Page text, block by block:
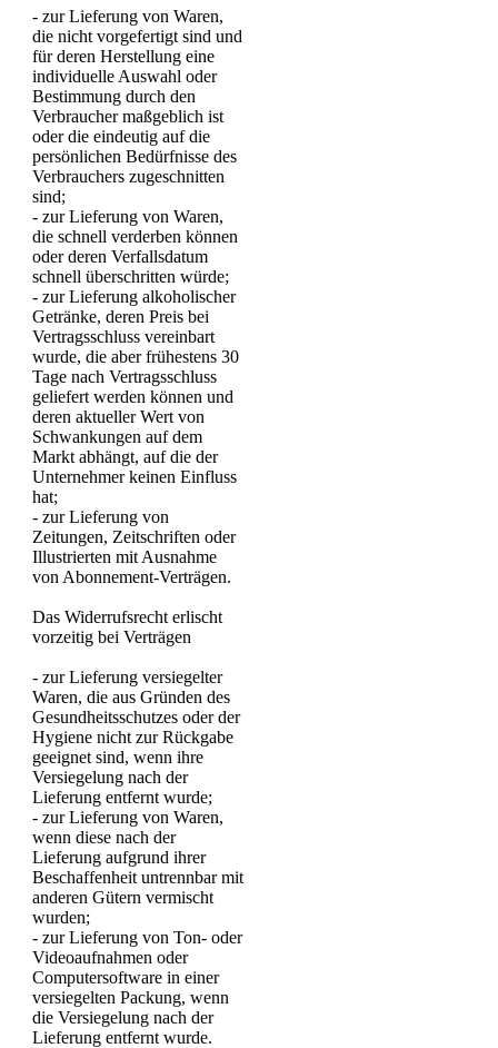
- zur Lieferung von Waren,
die nicht vorgefertigt sind und
für deren Herstellung eine
individuelle Auswahl oder
Bestimmung durch den
Verbraucher maßgeblich ist
oder die eindeutig auf die
persönlichen Bedürfnisse des
Verbrauchers zugeschnitten
sind;
- zur Lieferung von Waren,
die schnell verderben können
oder deren Verfallsdatum
schnell überschritten würde;
- zur Lieferung alkoholischer
Getränke, deren Preis bei
Vertragsschluss vereinbart
wurde, die aber frühestens 30
Tage nach Vertragsschluss
geliefert werden können und
deren aktueller Wert von
Schwankungen auf dem
Markt abhängt, auf die der
Unternehmer keinen Einfluss
hat;
- zur Lieferung von
Zeitungen, Zeitschriften oder
Illustrierten mit Ausnahme
von Abonnement-Verträgen.
Das Widerrufsrecht erlischt
vorzeitig bei Verträgen
- zur Lieferung versiegelter
Waren, die aus Gründen des
Gesundheitsschutzes oder der
Hygiene nicht zur Rückgabe
geeignet sind, wenn ihre
Versiegelung nach der
Lieferung entfernt wurde;
- zur Lieferung von Waren,
wenn diese nach der
Lieferung aufgrund ihrer
Beschaffenheit untrennbar mit
anderen Gütern vermischt
wurden;
- zur Lieferung von Ton- oder
Videoaufnahmen oder
Computersoftware in einer
versiegelten Packung, wenn
die Versiegelung nach der
Lieferung entfernt wurde.